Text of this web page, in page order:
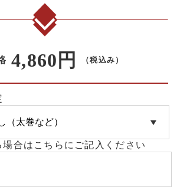
4,860円 （税込み）
合はこちらにご記入ください